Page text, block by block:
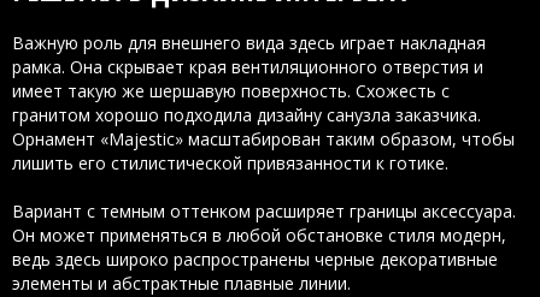
Важную роль для внешнего вида здесь играет накладная
рамка. Она скрывает края вентиляционного отверстия и
имеет такую же шершавую поверхность. Схожесть с
гранитом хорошо подходила дизайну санузла заказчика.
Орнамент «Majestic» масштабирован таким образом, чтобы
лишить его стилистической привязанности к готике.
Вариант с темным оттенком расширяет границы аксессуара.
Он может применяться в любой обстановке стиля модерн,
ведь здесь широко распространены черные декоративные
элементы и абстрактные плавные линии.